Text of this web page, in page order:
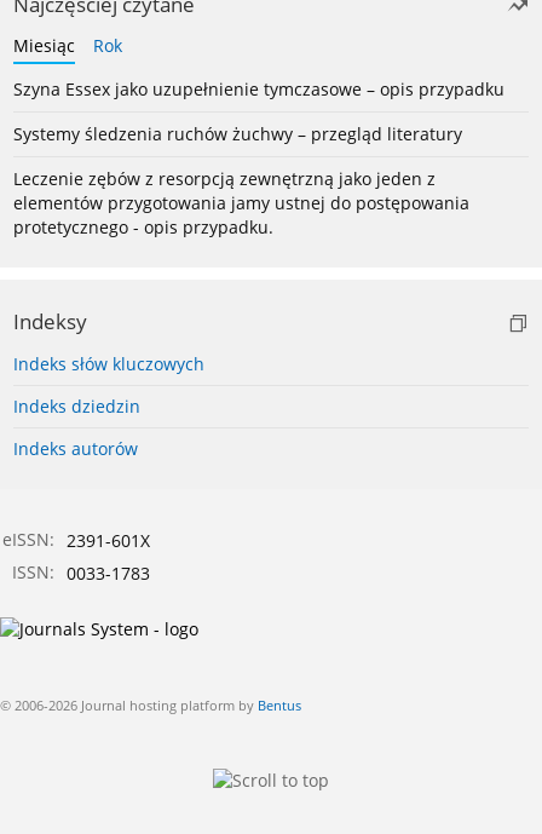
Miesiąc
Rok
Szyna Essex jako uzupełnienie tymczasowe – opis przypadku
Systemy śledzenia ruchów żuchwy – przegląd literatury
Leczenie zębów z resorpcją zewnętrzną jako jeden z
elementów przygotowania jamy ustnej do postępowania
protetycznego - opis przypadku.
Indeksy
Indeks słów kluczowych
Indeks dziedzin
Indeks autorów
eISSN: 2391-601X
ISSN: 0033-1783
© 2006-2026 Journal hosting platform by Bentus